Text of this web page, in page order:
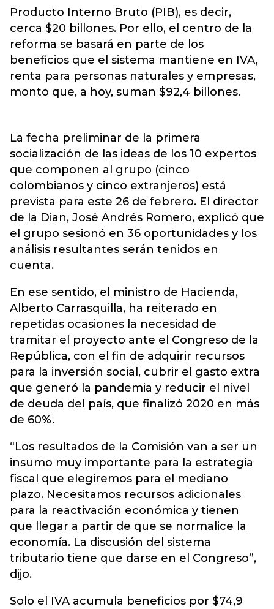
Producto Interno Bruto (PIB), es decir,
cerca $20 billones. Por ello, el centro de la
reforma se basará en parte de los
beneficios que el sistema mantiene en IVA,
renta para personas naturales y empresas,
monto que, a hoy, suman $92,4 billones.
La fecha preliminar de la primera
socialización de las ideas de los 10 expertos
que componen al grupo (cinco
colombianos y cinco extranjeros) está
prevista para este 26 de febrero. El director
de la Dian, José Andrés Romero, explicó que
el grupo sesionó en 36 oportunidades y los
análisis resultantes serán tenidos en
cuenta.
En ese sentido, el ministro de Hacienda,
Alberto Carrasquilla, ha reiterado en
repetidas ocasiones la necesidad de
tramitar el proyecto ante el Congreso de la
República, con el fin de adquirir recursos
para la inversión social, cubrir el gasto extra
que generó la pandemia y reducir el nivel
de deuda del país, que finalizó 2020 en más
de 60%.
“Los resultados de la Comisión van a ser un
insumo muy importante para la estrategia
fiscal que elegiremos para el mediano
plazo. Necesitamos recursos adicionales
para la reactivación económica y tienen
que llegar a partir de que se normalice la
economía. La discusión del sistema
tributario tiene que darse en el Congreso”,
dijo.
Solo el IVA acumula beneficios por $74,9